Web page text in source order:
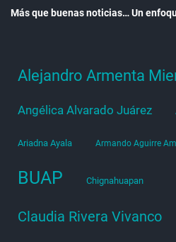
Más que buenas noticias… Un
Alejandro Armenta
Angélica Alvarado Juárez
Ariadna Ayala Armando Aguirre
BUAP Chignahuapan
Claudia Rivera Vivanco